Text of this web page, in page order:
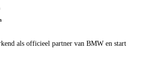
als officieel partner van BMW en start